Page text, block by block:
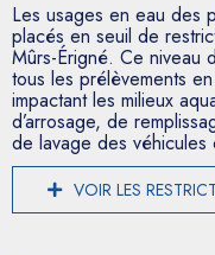
Les usages en eau des
placés en seuil de
Mûrs-Érigné. Ce niveau
tous les prélèvements
impactant les milieux
d’arrosage, de
de lavage des véhicules
VOIR LES